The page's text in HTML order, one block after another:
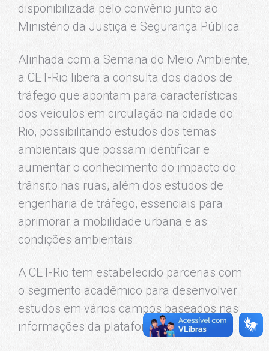
disponibilizada pelo convênio junto ao
Ministério da Justiça e Segurança Pública.
Alinhada com a Semana do Meio Ambiente,
a CET-Rio libera a consulta dos dados de
tráfego que apontam para características
dos veículos em circulação na cidade do
Rio, possibilitando estudos dos temas
ambientais que possam identificar e
aumentar o conhecimento do impacto do
trânsito nas ruas, além dos estudos de
engenharia de tráfego, essenciais para
aprimorar a mobilidade urbana e as
condições ambientais.
A CET-Rio tem estabelecido parcerias com
o segmento acadêmico para desenvolver
estudos em vários campos baseados nas
informações da plataforma.